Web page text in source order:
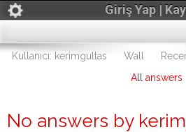
Giriş Yap |
Kullanıcı: kerimgultas Wall
All answers
No answers by